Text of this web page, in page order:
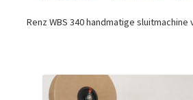
Renz WBS 340 handmatige